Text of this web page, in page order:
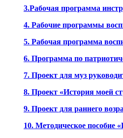
3.Рабочая программа
4. Рабочие программы
5. Рабочая программа
6. Программа по
7. Проект для муз
8. Проект «История моей
9. Проект для раннего
10. Методическое пособие